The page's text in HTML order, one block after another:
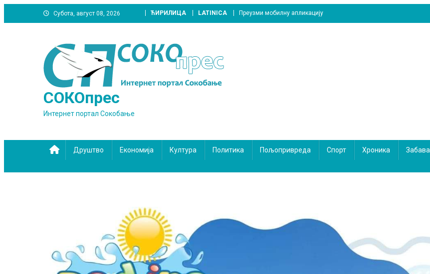
to
Субота, август 08, 2026 ЋИРИЛИЦА LATINICA Преузми мобилну апликацију
СОКОпрес
Интернет портал Сокобање
Друштво Економија Култура Политика Пољопривреда Спорт Хроника Забава